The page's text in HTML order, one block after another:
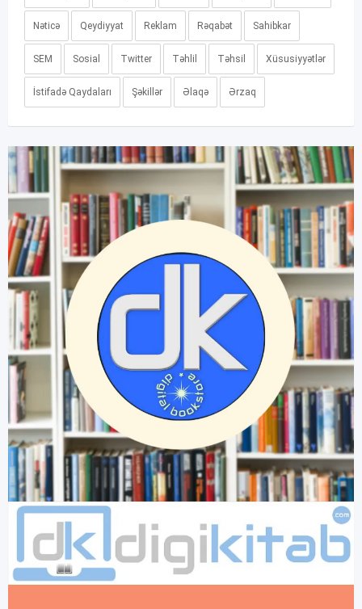
Nəticə Qeydiyyat Reklam Rəqabət Sahibkar
SEM Sosial Twitter Təhlil Təhsil Xüsusiyyətlər
İstifadə Qaydaları Şəkillər Əlaqə Ərzaq